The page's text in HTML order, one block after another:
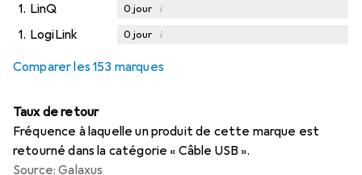
1. LinQ 0jour i
1. LogiLink 0jour i
Comparer les 153 marques
Taux de retour
Fréquence à laquelle un produit de cette marque est
retourné dans la catégorie « Câble USB ».
Source: Galaxus